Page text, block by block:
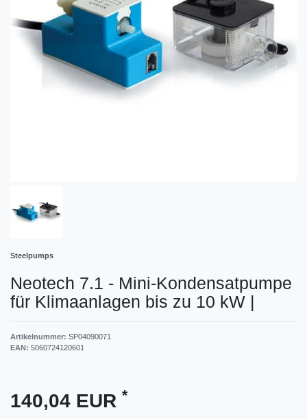
Steelpumps
Neotech 7.1 - Mini-Kondensatpumpe
für Klimaanlagen bis zu 10 kW |
Artikelnummer: SP04090071
EAN: 5060724120601
140,04 EUR *